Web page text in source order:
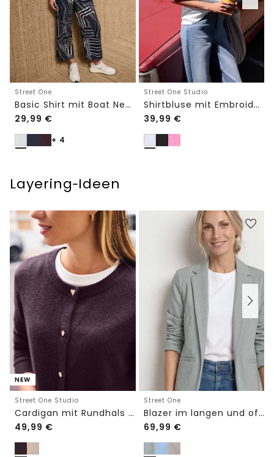
Street One
Basic Shirt mit Boat Neck und Elastikbund
29,99 €
+ 4
Street One Studio
Shirtbluse mit Embroidery-Front
39,99 €
Layering‑Ideen
NEW
Street One Studio
Cardigan mit Rundhals und Knöpfen
49,99 €
Street One
Blazer im langen und offenen Schnitt
69,99 €